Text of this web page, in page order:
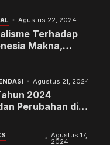
Agustus 22, 2024
Terhadap
Makna,
Agustus 21, 2024
2024
Perubahan di
dan
Agustus 17,
2024